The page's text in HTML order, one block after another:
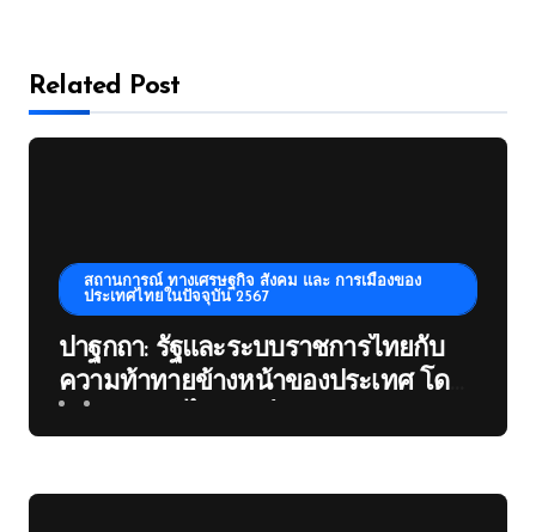
Related Post
สถานการณ์ ทางเศรษฐกิจ สังคม และ การเมืองของ
ประเทศไทยในปัจจุบัน 2567
ปาฐกถา: รัฐและระบบราชการไทยกับ
ความท้าทายข้างหน้าของประเทศ โดย